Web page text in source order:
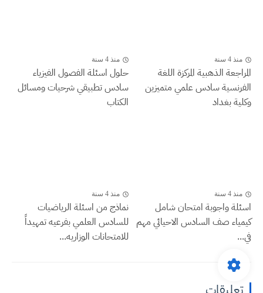
منذ 4 سنة
المراجعة الذهبية المركزة اللغة
الفرنسية سادس علمي متميزين
وكلية بغداد
منذ 4 سنة
حلول اسئلة الفصول الفيزياء
سادس تطبيقي شرحيات ومسائل
الكتاب
منذ 4 سنة
اسئلة واجوبة امتحان شامل
كيمياء صف السادس الاحيائي مهم
في...
منذ 4 سنة
نماذج من اسئلة الرياضيات
للسادس العلمي بفرعيه تمهيداً
للامتحانات الوزاريه...